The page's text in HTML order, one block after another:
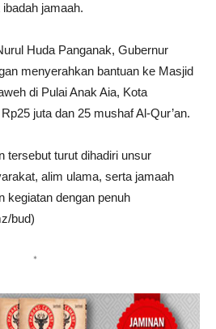
jamaah.
Huda Panganak, Gubernur
menyerahkan bantuan ke Masjid
di Pulai Anak Aia, Kota
juta dan 25 mushaf Al-Qur’an.
tersebut turut dihadiri unsur
alim ulama, serta jamaah
kegiatan dengan penuh
bud)
*